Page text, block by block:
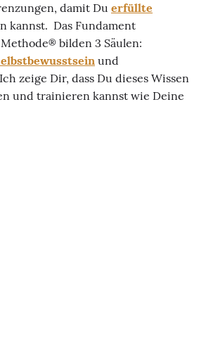
damit Du erfüllte
kannst. Das Fundament
bilden 3 Säulen:
und
Ich zeige Dir, dass Du dieses Wissen
und trainieren kannst wie Deine